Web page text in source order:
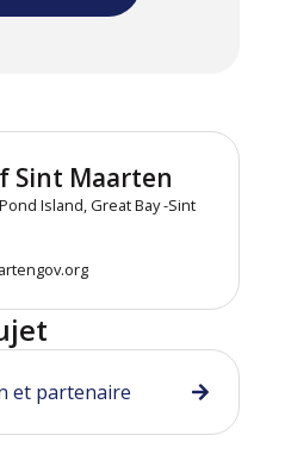
Sint Maarten
Island, Great Bay -Sint
et partenaire